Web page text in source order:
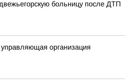
больницу после ДТП
организация